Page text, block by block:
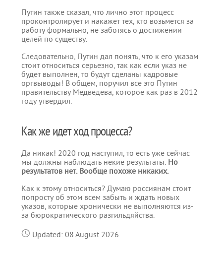
Путин также сказал, что лично этот процесс
проконтролирует и накажет тех, кто возьмется за
работу формально, не заботясь о достижении
целей по существу.
Следовательно, Путин дал понять, что к его указам
стоит относиться серьезно, так как если указ не
будет выполнен, то будут сделаны кадровые
оргвыводы! В общем, поручил все это Путин
правительству Медведева, которое как раз в 2012
году утвердил.
Как же идет ход процесса?
Да никак! 2020 год наступил, то есть уже сейчас
мы должны наблюдать некие результаты. Но
результатов нет. Вообще похоже никаких.
Как к этому относиться? Думаю россиянам стоит
попросту об этом всем забыть и ждать новых
указов, которые хронически не выполняются из-
за бюрократического разгильдяйства.
Updated: 08 August 2026